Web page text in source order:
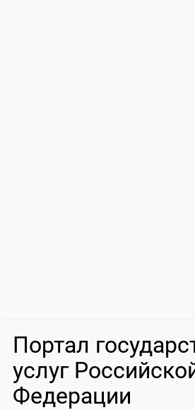
Портал
услуг
Федерации